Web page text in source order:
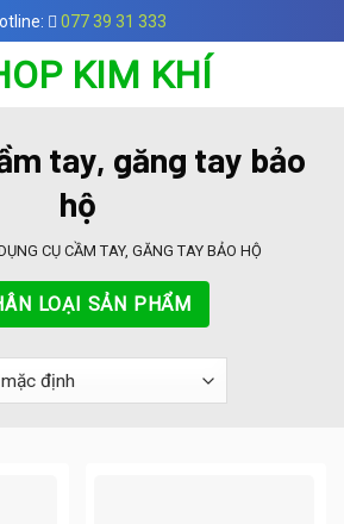
077 39 31 333
tay, găng tay bảo
hộ
CỤ CẦM TAY, GĂNG TAY BẢO HỘ
LOẠI SẢN PHẨM